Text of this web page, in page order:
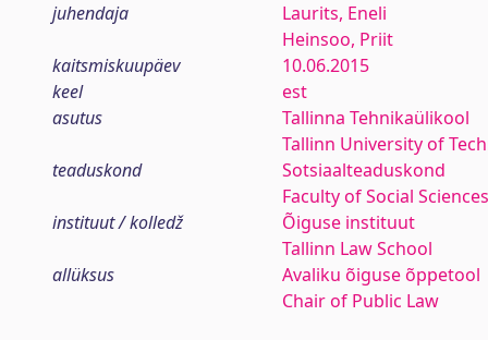
juhendaja
Laurits, Eneli
Heinsoo, Priit
kaitsmiskuupäev
10.06.2015
keel
est
asutus
Tallinna Tehnikaülikool
Tallinn University of
teaduskond
Sotsiaalteaduskond
Faculty of Social Sciences
instituut / kolledž
Õiguse instituut
Tallinn Law School
allüksus
Avaliku õiguse õppetool
Chair of Public Law